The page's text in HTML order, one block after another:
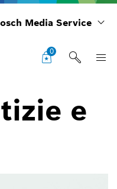
Media Service
0
e